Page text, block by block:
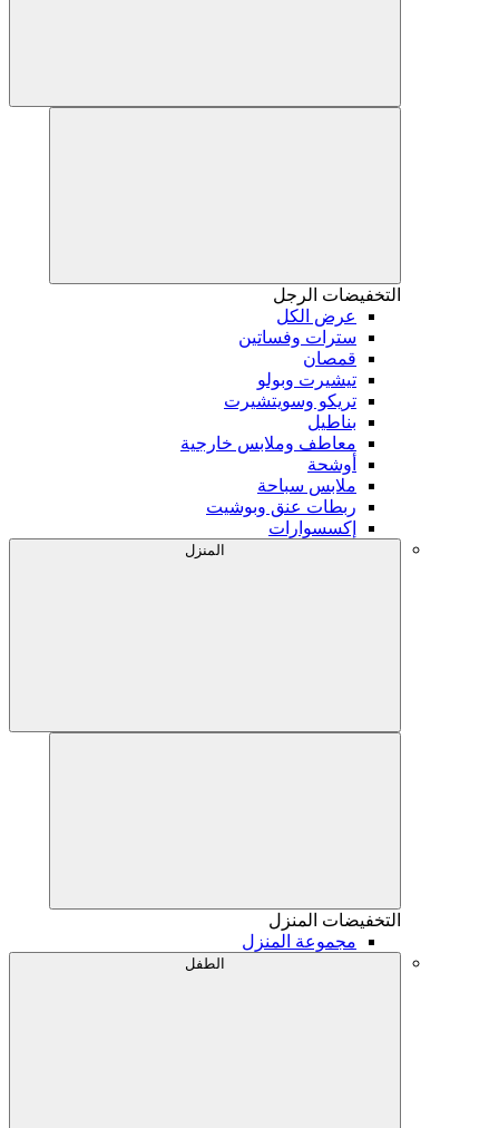
التخفيضات الرجل
عرض الكل
سترات وفساتين
قمصان
تيشيرت وبولو
تريكو وسويتشيرت
بناطيل
معاطف وملابس خارجية
أوشحة
ملابس سباحة
ربطات عنق وبوشيت
إكسسوارات
المنزل
التخفيضات المنزل
مجموعة المنزل
الطفل